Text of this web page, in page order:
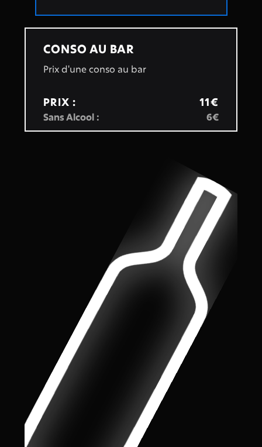
CONSO AU BAR
Prix d'une conso au bar
PRIX : 11€
Sans Alcool : 6€